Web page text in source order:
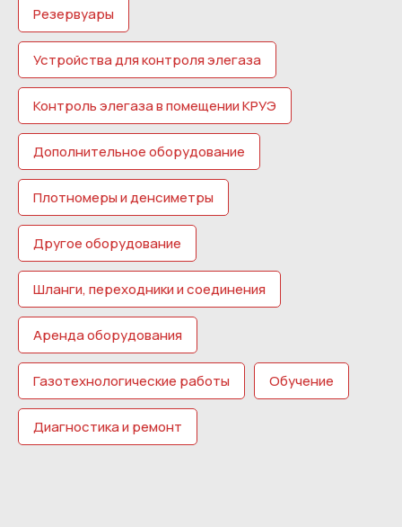
Резервуары
Устройства для контроля элегаза
Контроль элегаза в помещении КРУЭ
Дополнительное оборудование
Плотномеры и денсиметры
Другое оборудование
Шланги, переходники и соединения
Аренда оборудования
Газотехнологические работы Обучение
Диагностика и ремонт